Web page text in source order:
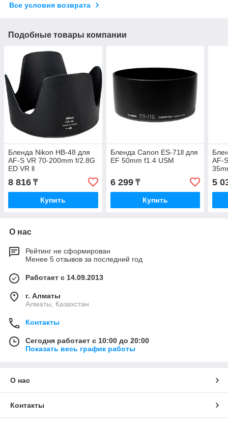
Все условия возврата
Подобные товары компании
Бленда Nikon HB-48 для
AF-S VR 70-200mm f/2.8G
ED VR ll
8 816 ₸
Купить
Бленда Canon ES-71ll для
EF 50mm f1.4 USM
6 299₸
Купить
AF-
5
О нас
Рейтинг не сформирован
Менее 5 отзывов за последний год
Работает с 14.09.2013
г. Алматы
Алматы, Казахстан
Контакты
Сегодня работает с 10:00 до 20:00
Показать весь график работы
О нас
Контакты